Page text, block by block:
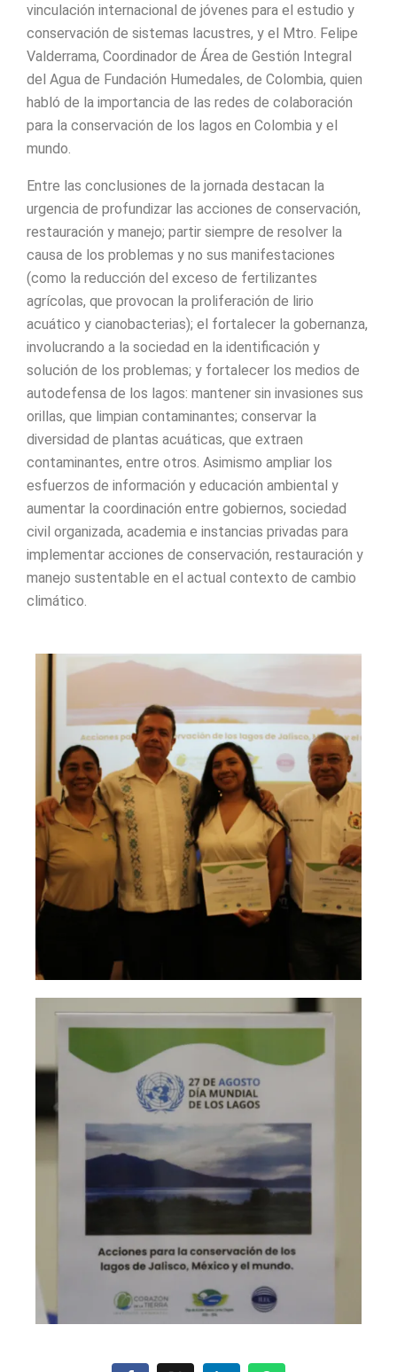
vinculación internacional de jóvenes para el estudio y
conservación de sistemas lacustres, y el Mtro. Felipe
Valderrama, Coordinador de Área de Gestión Integral
del Agua de Fundación Humedales, de Colombia, quien
habló de la importancia de las redes de colaboración
para la conservación de los lagos en Colombia y el
mundo.
Entre las conclusiones de la jornada destacan la
urgencia de profundizar las acciones de conservación,
restauración y manejo; partir siempre de resolver la
causa de los problemas y no sus manifestaciones
(como la reducción del exceso de fertilizantes
agrícolas, que provocan la proliferación de lirio
acuático y cianobacterias); el fortalecer la gobernanza,
involucrando a la sociedad en la identificación y
solución de los problemas; y fortalecer los medios de
autodefensa de los lagos: mantener sin invasiones sus
orillas, que limpian contaminantes; conservar la
diversidad de plantas acuáticas, que extraen
contaminantes, entre otros. Asimismo ampliar los
esfuerzos de información y educación ambiental y
aumentar la coordinación entre gobiernos, sociedad
civil organizada, academia e instancias privadas para
implementar acciones de conservación, restauración y
manejo sustentable en el actual contexto de cambio
climático.